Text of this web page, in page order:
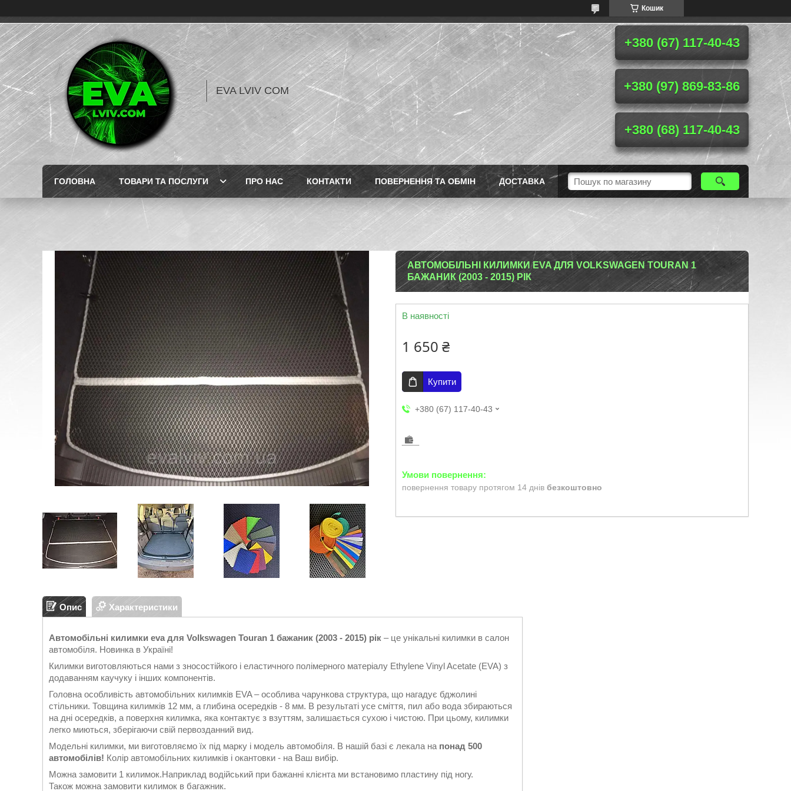
Кошик
EVA LVIV COM
+380 (67) 117-40-43
+380 (97) 869-83-86
+380 (68) 117-40-43
ГОЛОВНА ТОВАРИ ТА ПОСЛУГИ ПРО НАС КОНТАКТИ ПОВЕРНЕННЯ ТА ОБМІН ДОСТАВКА
АВТОМОБІЛЬНІ КИЛИМКИ EVA ДЛЯ VOLKSWAGEN TOURAN 1
БАЖАНИК (2003 - 2015) РІК
В наявності
1 650 ₴
Купити
+380 (67) 117-40-43
повернення товару протягом 14 днів безкоштовно
Опис Характеристики
Автомобільні килимки eva для Volkswagen Touran 1 бажаник (2003 - 2015) рік – це унікальні килимки в салон
автомобіля. Новинка в Україні!
Килимки виготовляються нами з зносостійкого і еластичного полімерного матеріалу Ethylene Vinyl Acetate (EVA) з
додаванням каучуку і інших компонентів.
Головна особливість автомобільних килимків EVA – особлива чарункова структура, що нагадує бджолині
стільники. Товщина килимків 12 мм, а глибина осередків - 8 мм. В результаті усе сміття, пил або вода збираються
на дні осередків, а поверхня килимка, яка контактує з взуттям, залишається сухою і чистою. При цьому, килимки
легко миються, зберігаючи свій первозданний вид.
Модельні килимки, ми виготовляємо їх під марку і модель автомобіля. В нашій базі є лекала на понад 500
автомобілів! Колір автомобільних килимків і окантовки - на Ваш вибір.
Можна замовити 1 килимок.Наприклад водійський при бажанні клієнта ми встановимо пластину під ногу.
Також можна замовити килимок в багажник.